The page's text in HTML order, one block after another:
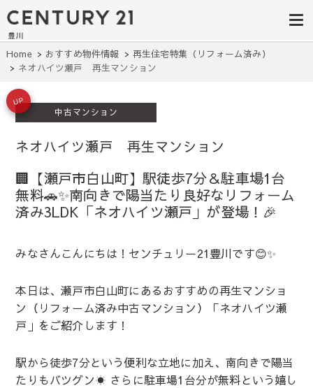
豊田市の中古
住宅・土地・
リノベ物件探
し｜センチュ
リー21豊川
建て・土地探しはセンチュリー21豊
川へ。豊田市内の最新物件情報を随
時更新中！駅近、建築条件無し、ペ
ット可、学区別など、お客様のこだ
わり条件に合わせて理想の物件を簡
Home おすすめ物件情報
再生住宅特集（リフォーム済み）
ネオハイツ瀬戸 再生マンション
中古マンション
ネオハイツ瀬戸 再生マンション
UP
🏢【瀬戸市白山町】駅徒歩7分＆駐車場1台
無料🚗✨南向きで陽当たり良好なリフォーム
済み3LDK「ネオハイツ瀬戸」が登場！🎉
みなさんこんにちは！センチュリー21豊川です😊✨
本日は、瀬戸市白山町にあるおすすめの再生マンショ
ン（リフォーム済み中古マンション）「ネオハイツ瀬
戸」をご紹介します！
駅から徒歩7分という便利な立地に加え、南向きで陽当
たりもバツグン☀️ さらに駐車場1台分が無料という嬉し